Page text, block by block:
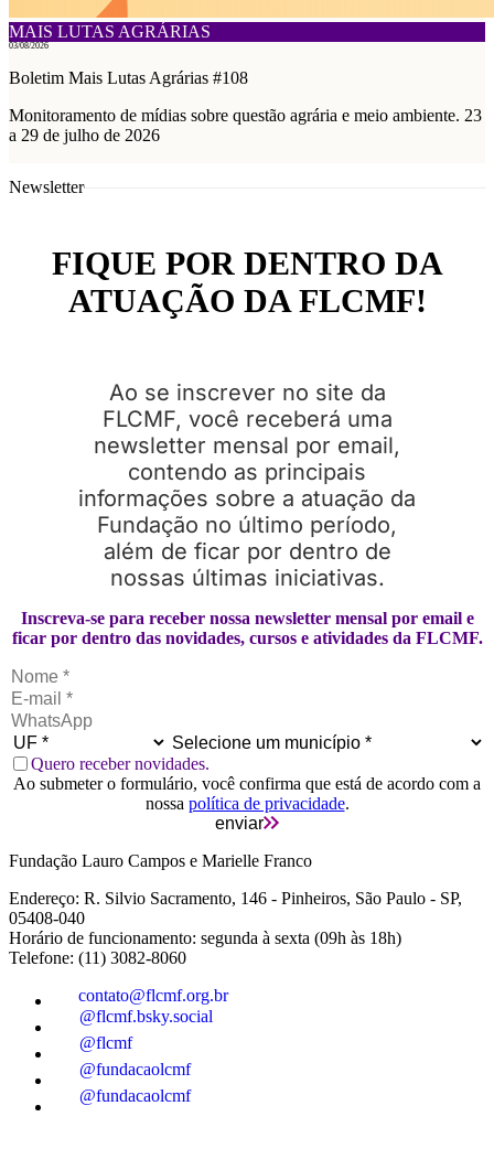
MAIS LUTAS AGRÁRIAS
03/08/2026
Boletim Mais Lutas Agrárias #108
Monitoramento de mídias sobre questão agrária e meio ambiente. 23
a 29 de julho de 2026
Newsletter
Inscreva-se para receber nossa newsletter mensal por email e
ficar por dentro das novidades, cursos e atividades da FLCMF.
Quero receber novidades.
Ao submeter o formulário, você confirma que está de acordo com a
nossa política de privacidade.
enviar
FIQUE POR DENTRO DA
ATUAÇÃO DA FLCMF!
Ao se inscrever no site da
FLCMF, você receberá uma
newsletter mensal por email,
contendo as principais
informações sobre a atuação da
Fundação no último período,
além de ficar por dentro de
nossas últimas iniciativas.
Fundação Lauro Campos e Marielle Franco
Endereço: R. Silvio Sacramento, 146 - Pinheiros, São Paulo - SP,
05408-040
Horário de funcionamento: segunda à sexta (09h às 18h)
Telefone: (11) 3082-8060
contato@flcmf.org.br
@flcmf.bsky.social
@flcmf
@fundacaolcmf
@fundacaolcmf